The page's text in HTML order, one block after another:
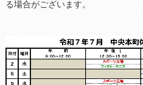
る場合がございます。